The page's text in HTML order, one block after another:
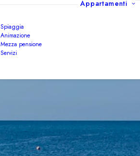
Spiaggia
Animazione
Mezza pensione
Servizi
Appartamenti